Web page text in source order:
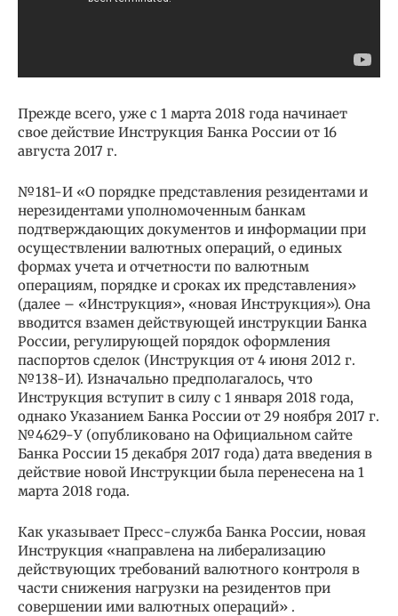
Прежде всего, уже с 1 марта 2018 года начинает
свое действие Инструкция Банка России от 16
августа 2017 г.
№181-И «О порядке представления резидентами и
нерезидентами уполномоченным банкам
подтверждающих документов и информации при
осуществлении валютных операций, о единых
формах учета и отчетности по валютным
операциям, порядке и сроках их представления»
(далее – «Инструкция», «новая Инструкция»). Она
вводится взамен действующей инструкции Банка
России, регулирующей порядок оформления
паспортов сделок (Инструкция от 4 июня 2012 г.
№138-И). Изначально предполагалось, что
Инструкция вступит в силу с 1 января 2018 года,
однако Указанием Банка России от 29 ноября 2017 г.
№4629-У (опубликовано на Официальном сайте
Банка России 15 декабря 2017 года) дата введения в
действие новой Инструкции была перенесена на 1
марта 2018 года.
Как указывает Пресс-служба Банка России, новая
Инструкция «направлена на либерализацию
действующих требований валютного контроля в
части снижения нагрузки на резидентов при
совершении ими валютных операций» .